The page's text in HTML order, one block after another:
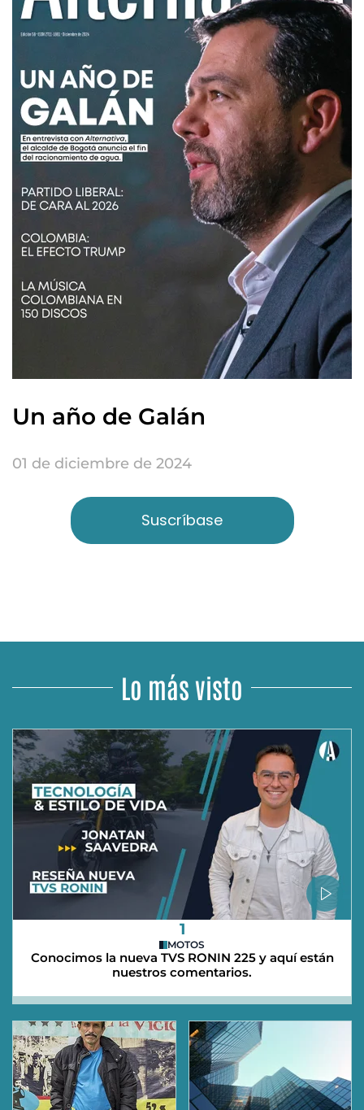
Un año de Galán
01 de diciembre de 2024
Suscríbase
Lo más visto
1
MOTOS
Conocimos la nueva TVS RONIN 225 y aquí están
nuestros comentarios.